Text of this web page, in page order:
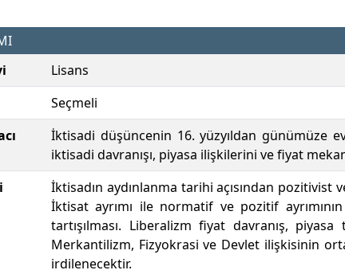
Lisans
Seçmeli
İktisadi düşüncenin 16. yüzyıldan günümüze
iktisadi davranışı, piyasa ilişkilerini ve fiyat
İktisadın aydınlanma tarihi açısından
İktisat ayrımı ile normatif ve pozitif
tartışılması. Liberalizm fiyat davranış,
Merkantilizm, Fizyokrasi ve Devlet ilişkisinin
irdilenecektir.